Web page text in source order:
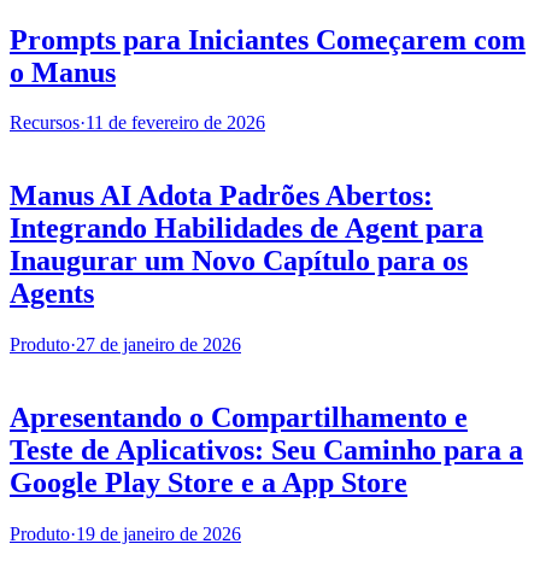
Prompts para Iniciantes Começarem com
o Manus
Recursos·11 de fevereiro de 2026
Manus AI Adota Padrões Abertos:
Integrando Habilidades de Agent para
Inaugurar um Novo Capítulo para os
Agents
Produto·27 de janeiro de 2026
Apresentando o Compartilhamento e
Teste de Aplicativos: Seu Caminho para a
Google Play Store e a App Store
Produto·19 de janeiro de 2026